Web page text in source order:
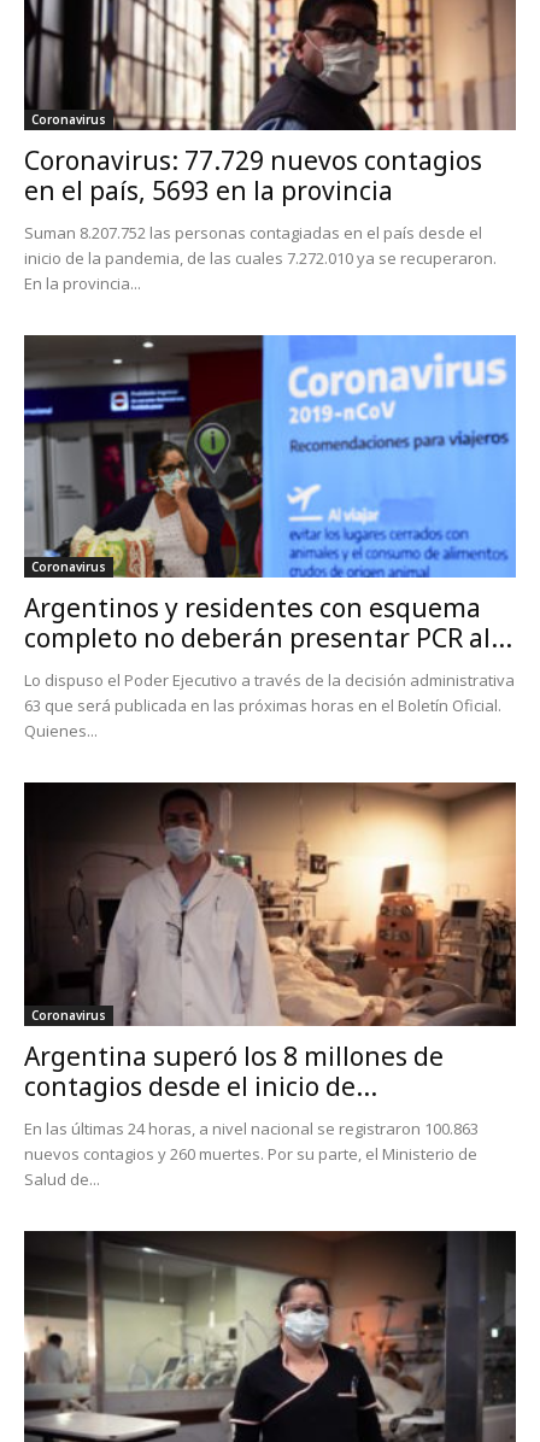
Coronavirus
Coronavirus: 77.729 nuevos contagios
en el país, 5693 en la provincia
Suman 8.207.752 las personas contagiadas en el país desde el
inicio de la pandemia, de las cuales 7.272.010 ya se recuperaron.
En la provincia...
Coronavirus
Argentinos y residentes con esquema
completo no deberán presentar PCR al...
Lo dispuso el Poder Ejecutivo a través de la decisión administrativa
63 que será publicada en las próximas horas en el Boletín Oficial.
Quienes...
Coronavirus
Argentina superó los 8 millones de
contagios desde el inicio de...
En las últimas 24 horas, a nivel nacional se registraron 100.863
nuevos contagios y 260 muertes. Por su parte, el Ministerio de
Salud de...